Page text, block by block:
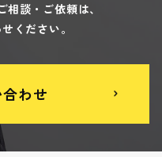
談・ご依頼は、
ください。
わせ